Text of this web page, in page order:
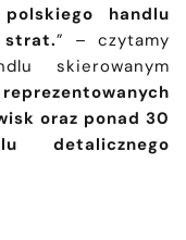
handlu
strat.” – czytamy
skierowanym
oraz ponad 30
detalicznego